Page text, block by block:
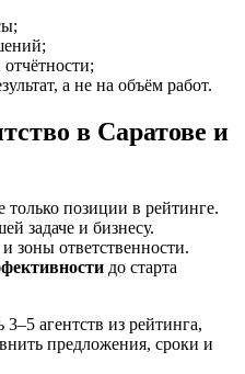
а не на объём работ.
в Саратове и
только позиции в рейтинге.
задаче и бизнесу.
и зоны ответственности.
до старта
агентств из рейтинга,
предложения, сроки и